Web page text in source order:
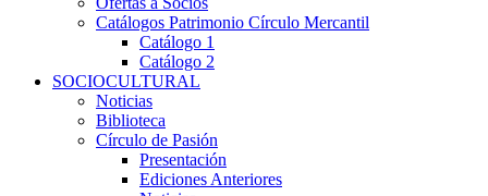
Catálogos Patrimonio Círculo Mercantil
Catálogo 1
Catálogo 2
SOCIOCULTURAL
Noticias
Biblioteca
Círculo de Pasión
Presentación
Ediciones Anteriores